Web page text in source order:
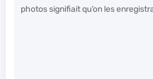
photos signifiait qu’on les